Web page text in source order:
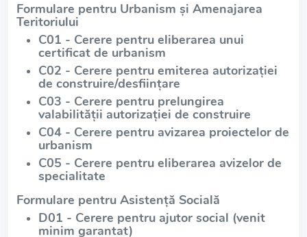
Formulare pentru Urbanism și Amenajarea
Teritoriului
C01 - Cerere pentru eliberarea unui
certificat de urbanism
C02 - Cerere pentru emiterea autorizației
de construire/desființare
C03 - Cerere pentru prelungirea
valabilității autorizației de construire
C04 - Cerere pentru avizarea proiectelor de
urbanism
C05 - Cerere pentru eliberarea avizelor de
specialitate
Formulare pentru Asistență Socială
D01 - Cerere pentru ajutor social (venit
minim garantat)